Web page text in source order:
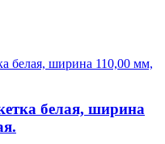
белая, ширина